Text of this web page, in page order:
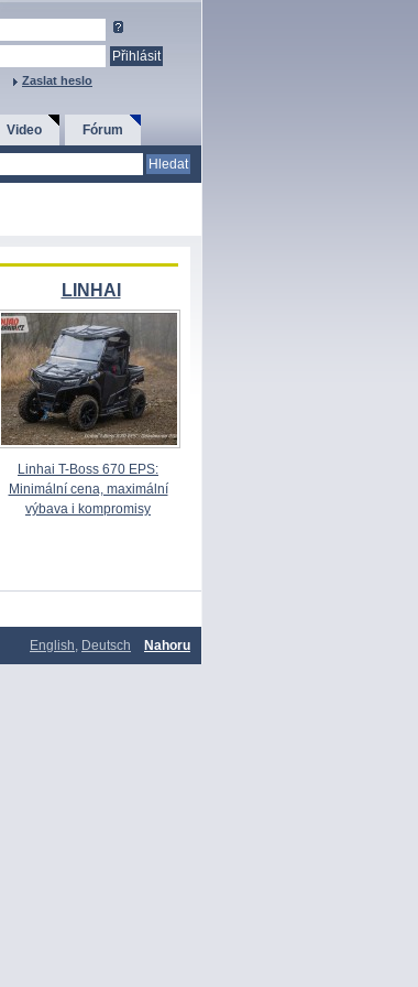
Zaslat heslo
Video Fórum
LINHAI
Linhai T-Boss 670 EPS:
Minimální cena, maximální
výbava i kompromisy
English, Deutsch Nahoru